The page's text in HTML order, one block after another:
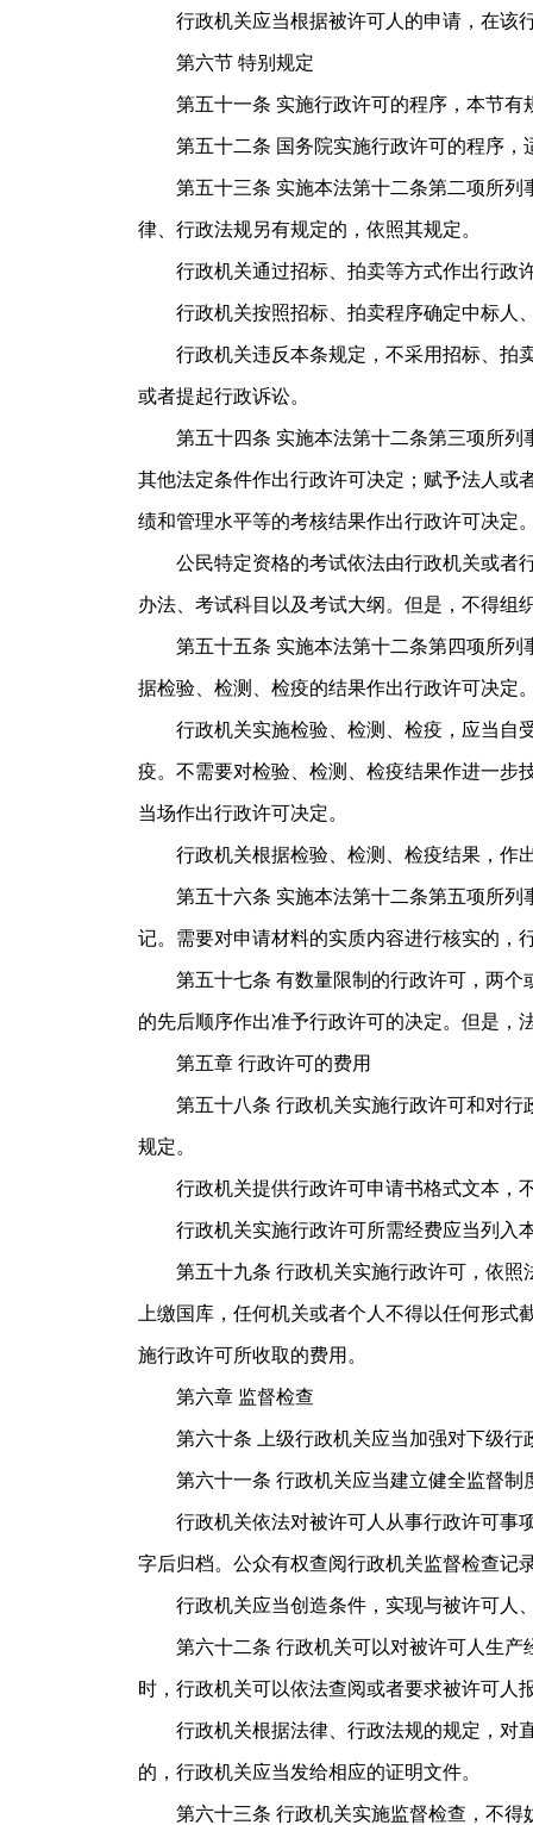
行政机关应当根据被许可人的申请，在该
第六节 特别规定
第五十一条 实施行政许可的程序，本节有
第五十二条 国务院实施行政许可的程序，
第五十三条 实施本法第十二条第二项所列
律、行政法规另有规定的，依照其规定。
行政机关通过招标、拍卖等方式作出行政
行政机关按照招标、拍卖程序确定中标人、
行政机关违反本条规定，不采用招标、拍卖
或者提起行政诉讼。
第五十四条 实施本法第十二条第三项所列
其他法定条件作出行政许可决定；赋予法人或
绩和管理水平等的考核结果作出行政许可决定
公民特定资格的考试依法由行政机关或者行
办法、考试科目以及考试大纲。但是，不得组
第五十五条 实施本法第十二条第四项所列
据检验、检测、检疫的结果作出行政许可决定
行政机关实施检验、检测、检疫，应当自受
疫。不需要对检验、检测、检疫结果作进一步
当场作出行政许可决定。
行政机关根据检验、检测、检疫结果，作出
第五十六条 实施本法第十二条第五项所列
记。需要对申请材料的实质内容进行核实的，
第五十七条 有数量限制的行政许可，两个
的先后顺序作出准予行政许可的决定。但是
第五章 行政许可的费用
第五十八条 行政机关实施行政许可和对行
规定。
行政机关提供行政许可申请书格式文本，
行政机关实施行政许可所需经费应当列入本
第五十九条 行政机关实施行政许可，依照
上缴国库，任何机关或者个人不得以任何形
施行政许可所收取的费用。
第六章 监督检查
第六十条 上级行政机关应当加强对下级行
第六十一条 行政机关应当建立健全监督制
行政机关依法对被许可人从事行政许可事项
字后归档。公众有权查阅行政机关监督检查记
行政机关应当创造条件，实现与被许可人、
第六十二条 行政机关可以对被许可人生产
时，行政机关可以依法查阅或者要求被许可人
行政机关根据法律、行政法规的规定，对直
的，行政机关应当发给相应的证明文件。
第六十三条 行政机关实施监督检查，不得